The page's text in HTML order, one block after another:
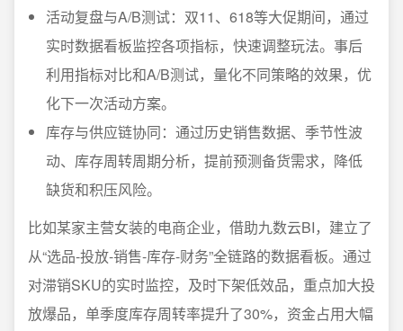
活动复盘与A/B测试：双11、618等大促期间，通过
实时数据看板监控各项指标，快速调整玩法。事后
利用指标对比和A/B测试，量化不同策略的效果，优
化下一次活动方案。
库存与供应链协同：通过历史销售数据、季节性波
动、库存周转周期分析，提前预测备货需求，降低
缺货和积压风险。
比如某家主营女装的电商企业，借助九数云BI，建立了
从“选品-投放-销售-库存-财务”全链路的数据看板。通过
对滞销SKU的实时监控，及时下架低效品，重点加大投
放爆品，单季度库存周转率提升了30%，资金占用大幅